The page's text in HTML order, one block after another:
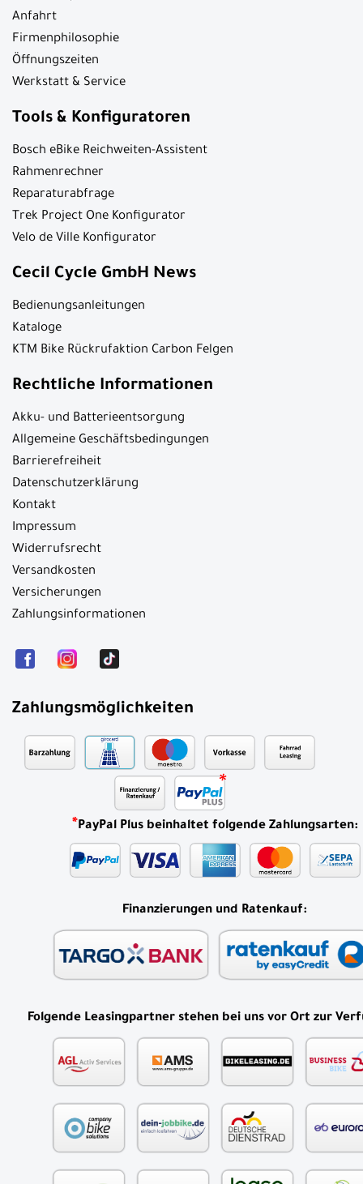
Anfahrt
Firmenphilosophie
Öffnungszeiten
Werkstatt & Service
Tools & Konfiguratoren
Bosch eBike Reichweiten-Assistent
Rahmenrechner
Reparaturabfrage
Trek Project One Konfigurator
Velo de Ville Konfigurator
Cecil Cycle GmbH News
Bedienungsanleitungen
Kataloge
KTM Bike Rückrufaktion Carbon Felgen
Rechtliche Informationen
Akku- und Batterieentsorgung
Allgemeine Geschäftsbedingungen
Barrierefreiheit
Datenschutzerklärung
Kontakt
Impressum
Widerrufsrecht
Versandkosten
Versicherungen
Zahlungsinformationen
Zahlungsmöglichkeiten
*PayPal Plus beinhaltet folgende Zahlungsarten:
Finanzierungen und Ratenkauf:
Folgende Leasingpartner stehen bei uns vor Ort zur